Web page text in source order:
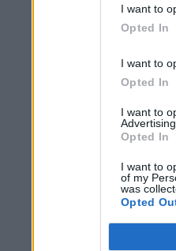
I want to
Opted In
I want to
Opted In
I want to
Advertising.
Opted In
I want to
of my
was
Opted